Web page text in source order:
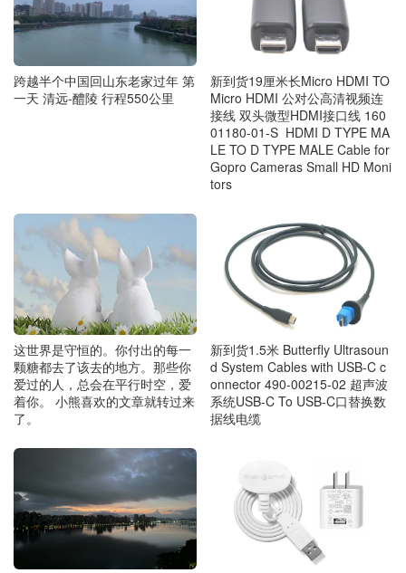
跨越半个中国回山东老家过年 第
一天 清远-醴陵 行程550公里
新到货19厘米长Micro HDMI TO
Micro HDMI 公对公高清视频连
接线 双头微型HDMI接口线 160
01180-01-S HDMI D TYPE MA
LE TO D TYPE MALE Cable for
Gopro Cameras Small HD Moni
tors
这世界是守恒的。你付出的每一
颗糖都去了该去的地方。那些你
爱过的人，总会在平行时空，爱
着你。 小熊喜欢的文章就转过来
了。
新到货1.5米 Butterfly Ultrasoun
d System Cables with USB-C c
onnector 490-00215-02 超声波
系统USB-C To USB-C口替换数
据线电缆